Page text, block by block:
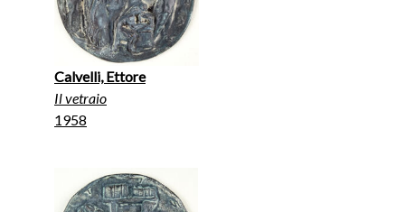
Calvelli, Ettore
Il vetraio
1958